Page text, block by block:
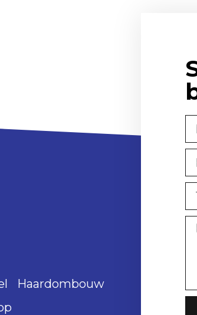
Haardombouw